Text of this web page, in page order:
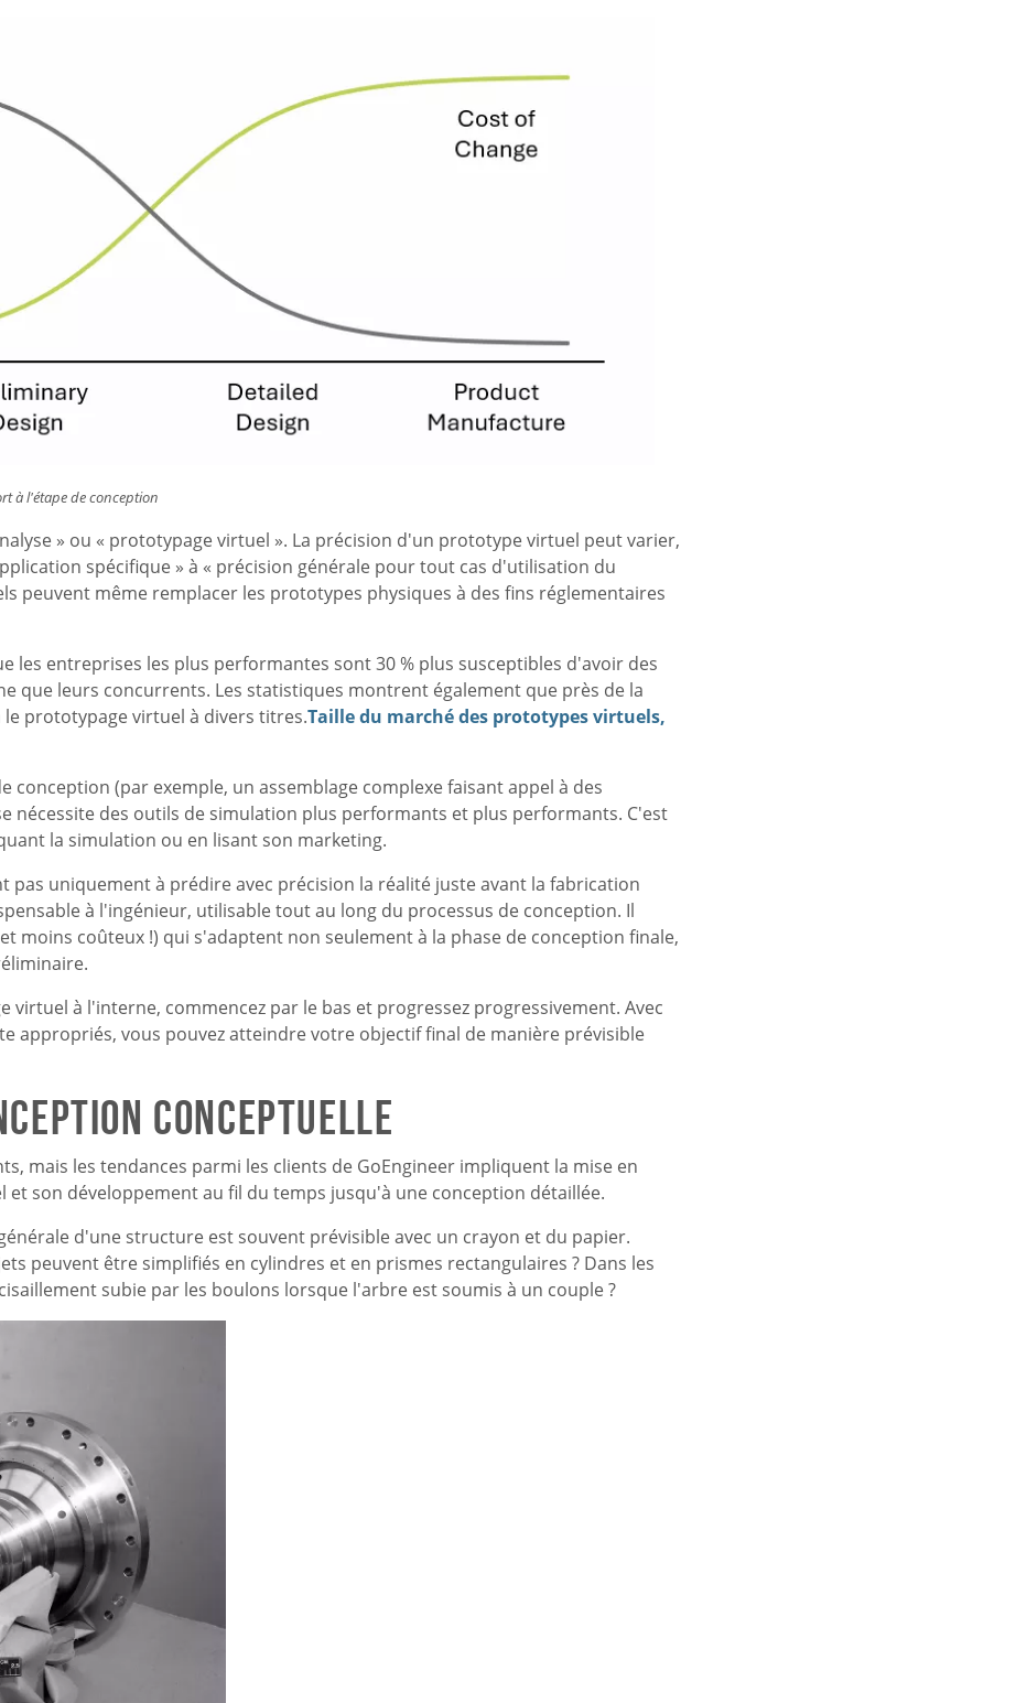
à l'étape de conception
» ou « prototypage virtuel ». La précision d'un prototype virtuel peut varier,
spécifique » à « précision générale pour tout cas d'utilisation du
peuvent même remplacer les prototypes physiques à des fins réglementaires
les entreprises les plus performantes sont 30 % plus susceptibles d'avoir des
que leurs concurrents. Les statistiques montrent également que près de la
prototypage virtuel à divers titres.Taille du marché des prototypes virtuels,
conception (par exemple, un assemblage complexe faisant appel à des
nécessite des outils de simulation plus performants et plus performants. C'est
la simulation ou en lisant son marketing.
pas uniquement à prédire avec précision la réalité juste avant la fabrication
à l'ingénieur, utilisable tout au long du processus de conception. Il
moins coûteux !) qui s'adaptent non seulement à la phase de conception finale,
virtuel à l'interne, commencez par le bas et progressez progressivement. Avec
appropriés, vous pouvez atteindre votre objectif final de manière prévisible
conceptuelle
mais les tendances parmi les clients de GoEngineer impliquent la mise en
son développement au fil du temps jusqu'à une conception détaillée.
d'une structure est souvent prévisible avec un crayon et du papier.
peuvent être simplifiés en cylindres et en prismes rectangulaires ? Dans les
subie par les boulons lorsque l'arbre est soumis à un couple ?